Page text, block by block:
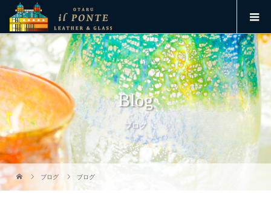
Blog
ブログ
ブログ ブログ